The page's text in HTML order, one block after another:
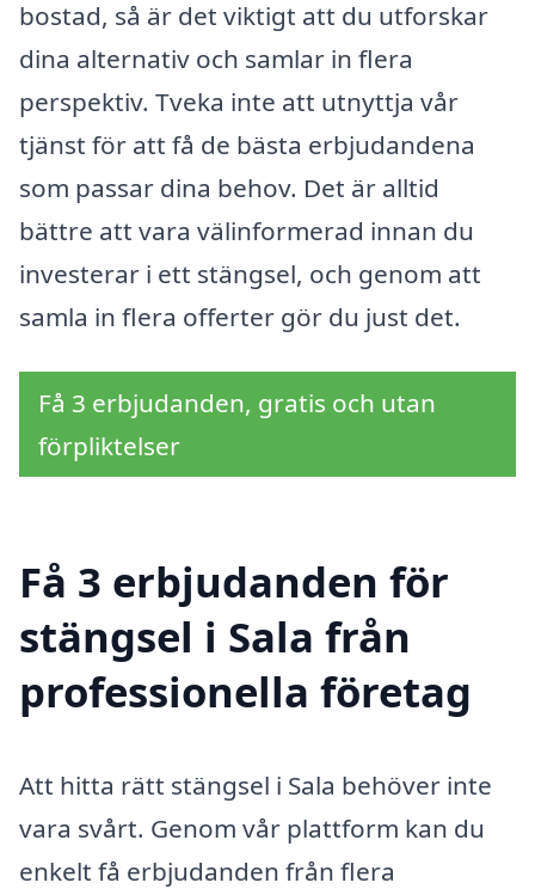
bostad, så är det viktigt att du utforskar
dina alternativ och samlar in flera
perspektiv. Tveka inte att utnyttja vår
tjänst för att få de bästa erbjudandena
som passar dina behov. Det är alltid
bättre att vara välinformerad innan du
investerar i ett stängsel, och genom att
samla in flera offerter gör du just det.
Få 3 erbjudanden, gratis och utan
förpliktelser
Få 3 erbjudanden för
stängsel i Sala från
professionella företag
Att hitta rätt stängsel i Sala behöver inte
vara svårt. Genom vår plattform kan du
enkelt få erbjudanden från flera